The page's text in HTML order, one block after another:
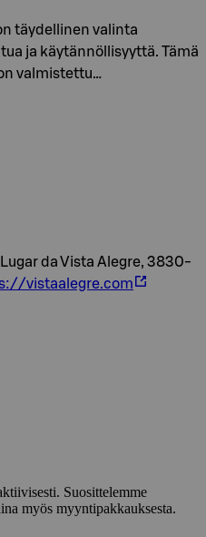
täydellinen valinta
ja käytännöllisyyttä. Tämä
valmistettu…
da Vista Alegre, 3830-
vistaalegre.com
Suosittelemme
myös myyntipakkauksesta.